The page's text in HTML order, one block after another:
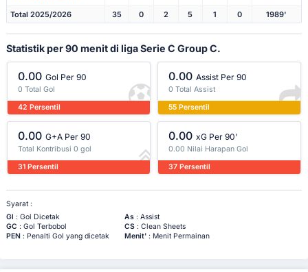
Total 2025/2026 35 0 2 5 1 0 1989'
Statistik per 90 menit di liga Serie C Group C.
0.00 Gol Per 90
0 Total Gol
42 Persentil
0.00 Assist Per 90
0 Total Assist
55 Persentil
0.00 G+A Per 90
Total Kontribusi 0 gol
31 Persentil
0.00 xG Per 90'
0.00 Nilai Harapan Gol
37 Persentil
Syarat :
Gl : Gol Dicetak As: Assist
GC : Gol Terbobol CS: Clean Sheets
PEN: Penalti Gol yang dicetak Menit': Menit Permainan